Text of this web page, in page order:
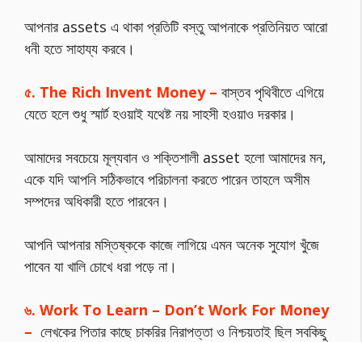
আপনার assets এ থাকা প্রতিটি বস্তু আপনাকে প্রতিনিয়ত আরো
ধনী হতে সাহায্য করবে।
৫. The Rich Invent Money – বাস্তব পৃথিবীতে এগিয়ে
যেতে হলে শুধু স্মার্ট হওয়াই যথেষ্ট নয় সাহসী হওয়াও দরকার।
আমাদের সবচেয়ে মূল্যবান ও শক্তিশালী asset হলো আমাদের মন,
একে যদি আপনি সঠিকভাবে পরিচালনা করতে পারেন তাহলে অসীম
সম্পদের অধিকারী হতে পারবেন।
আপনি আপনার মস্তিষ্ককে কাজে লাগিয়ে এমন অনেক সুযোগ খুঁজে
পাবেন যা খালি চোখে ধরা পড়ে না।
৬. Work To Learn – Don’t Work For Money
– লেখকের পিতার কাছে চাকরির নিরাপত্তা ও নিশ্চয়তাই ছিল সবকিছু